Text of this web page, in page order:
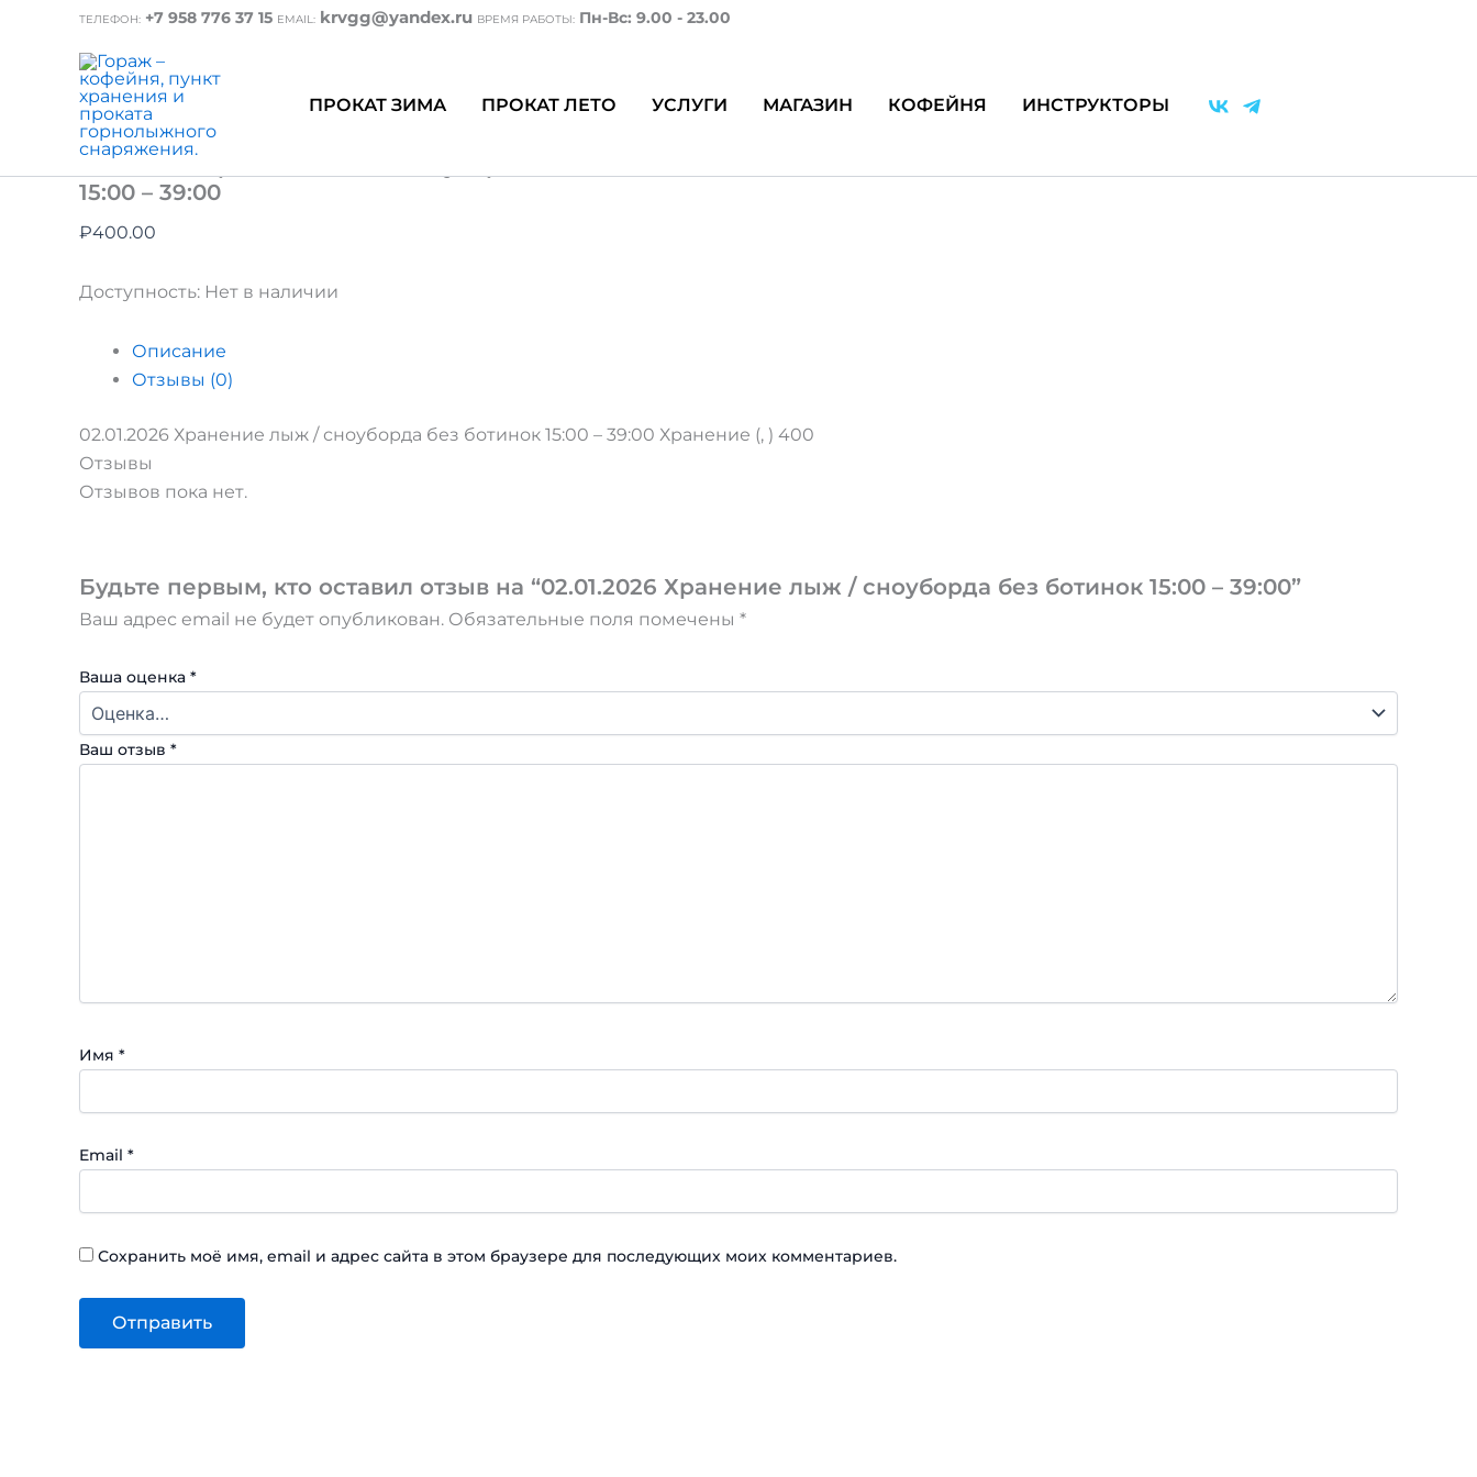
Перейти
содержимому
ТЕЛЕФОН: +7 958 776 37 15 EMAIL: krvgg@yandex.ru ВРЕМЯ РАБОТЫ: Пн-Вс: 9.00 - 23.00
ПРОКАТ ЗИМА ПРОКАТ ЛЕТО УСЛУГИ МАГАЗИН КОФЕЙНЯ ИНСТРУКТОРЫ
Главная/ 02.01.2026 Хранение лыж / сноуборда без ботинок 15:00
– 39:00
02.01.2026 Хранение лыж / сноуборда без ботинок
15:00 – 39:00
₽400.00
Доступность: Нет в наличии
Описание
Отзывы (0)
02.01.2026 Хранение лыж / сноуборда без ботинок 15:00 – 39:00 Хранение (, ) 400
Отзывы
Отзывов пока нет.
Будьте первым, кто оставил отзыв на “02.01.2026 Хранение лыж / сноуборда без ботинок 15:00 – 39:00”
Ваш адрес email не будет опубликован. Обязательные поля помечены *
Ваша оценка *
Ваш отзыв *
Имя *
Email *
Сохранить моё имя, email и адрес сайта в этом браузере для последующих моих комментариев.